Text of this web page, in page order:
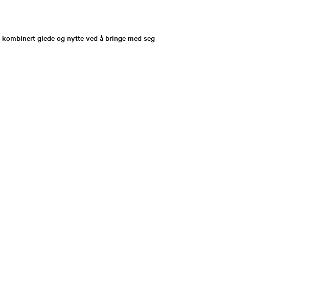
glede og nytte ved å bringe med seg